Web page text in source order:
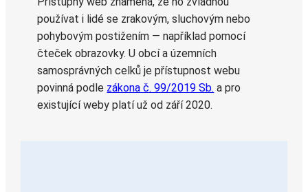
používat i lidé se zrakovým, sluchovým nebo
pohybovým postižením — například pomocí
čteček obrazovky. U obcí a územních
samosprávných celků je přístupnost webu
povinná podle zákona č. 99/2019 Sb. a pro
existující weby platí už od září 2020.